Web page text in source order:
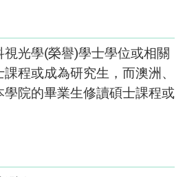
光學(榮譽)學士學位或相關
程或成為研究生，而澳洲、
院的畢業生修讀碩士課程或